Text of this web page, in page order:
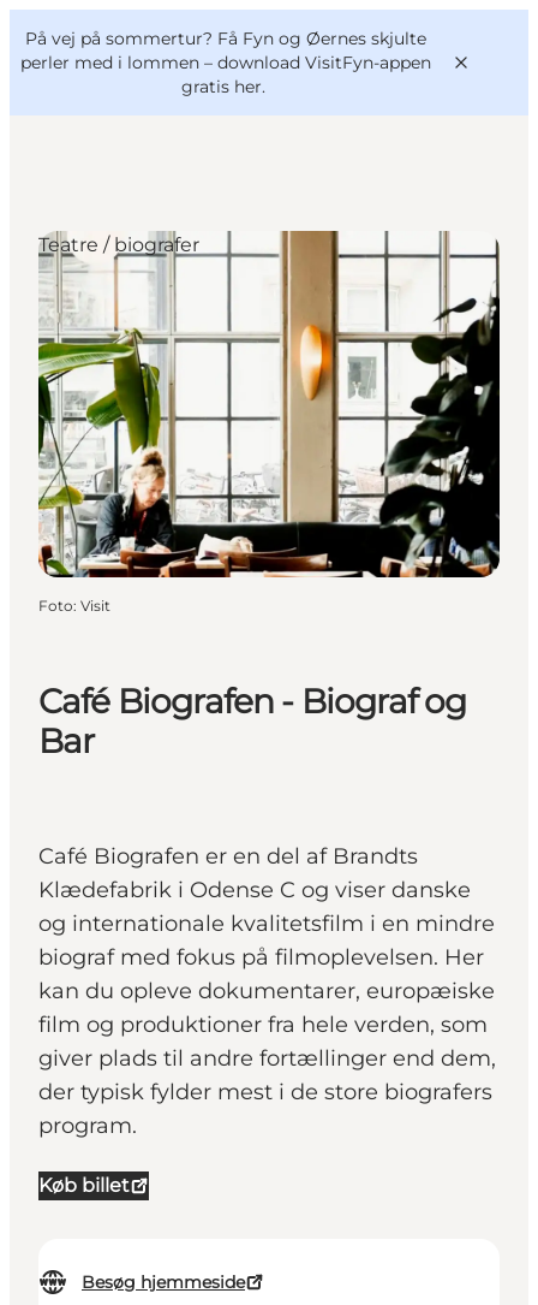
På vej på sommertur? Få Fyn og Øernes skjulte
perler med i lommen – download VisitFyn-appen
gratis her.
Oplevelser
Outdoor
Mad og drikke
Overnatning
Book lokale oplevelser
VisitFyn
Deutsch
Café Biografen - Biograf og
Bar
Café Biografen er en del af Brandts
Klædefabrik i Odense C og viser danske
og internationale kvalitetsfilm i en mindre
biograf med fokus på filmoplevelsen. Her
kan du opleve dokumentarer, europæiske
film og produktioner fra hele verden, som
giver plads til andre fortællinger end dem,
der typisk fylder mest i de store biografers
program.
Køb billet
Besøg hjemmeside
Teatre / biografer
Foto: Visit